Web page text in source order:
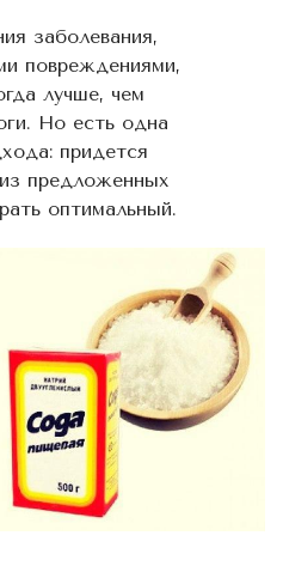
заболевания,
повреждениями,
лучше, чем
Но есть одна
придется
предложенных
оптимальный.